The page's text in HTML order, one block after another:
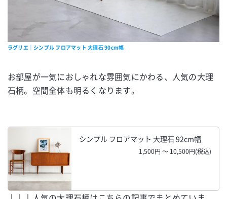
ラグリエ｜シンプル フロアマット 大理石 90cm幅
お部屋が一気におしゃれな雰囲気にかわる、人気の大理
石柄。空間全体も明るくなります。
シンプル フロアマット 大理石 92cm幅
1,500円 ～ 10,500円(税込)